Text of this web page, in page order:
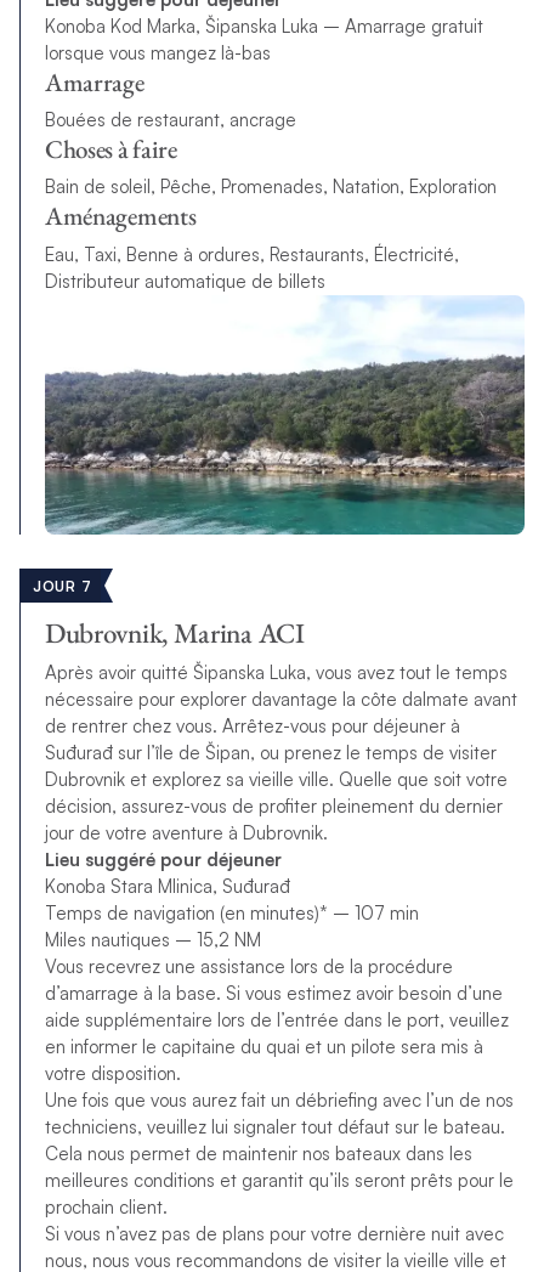
Konoba Kod Marka, Šipanska Luka – Amarrage gratuit
lorsque vous mangez là-bas
Amarrage
Bouées de restaurant, ancrage
Choses à faire
Bain de soleil, Pêche, Promenades, Natation, Exploration
Aménagements
Eau, Taxi, Benne à ordures, Restaurants, Électricité,
Distributeur automatique de billets
JOUR 7
Dubrovnik, Marina ACI
Après avoir quitté Šipanska Luka, vous avez tout le temps
nécessaire pour explorer davantage la côte dalmate avant
de rentrer chez vous. Arrêtez-vous pour déjeuner à
Suđurađ sur l’île de Šipan, ou prenez le temps de visiter
Dubrovnik et explorez sa vieille ville. Quelle que soit votre
décision, assurez-vous de profiter pleinement du dernier
jour de votre aventure à Dubrovnik.
Lieu suggéré pour déjeuner
Konoba Stara Mlinica, Suđurađ
Temps de navigation (en minutes)* – 107 min
Miles nautiques – 15,2 NM
Vous recevrez une assistance lors de la procédure
d’amarrage à la base. Si vous estimez avoir besoin d’une
aide supplémentaire lors de l’entrée dans le port, veuillez
en informer le capitaine du quai et un pilote sera mis à
votre disposition.
Une fois que vous aurez fait un débriefing avec l’un de nos
techniciens, veuillez lui signaler tout défaut sur le bateau.
Cela nous permet de maintenir nos bateaux dans les
meilleures conditions et garantit qu’ils seront prêts pour le
prochain client.
Si vous n’avez pas de plans pour votre dernière nuit avec
nous, nous vous recommandons de visiter la vieille ville et